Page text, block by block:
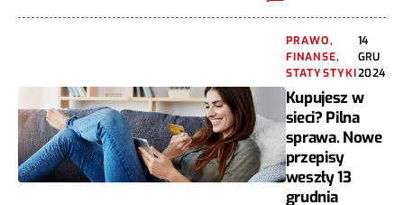
PRAWO,
FINANSE,
STATYSTYKI
14
GRU
2024
Kupujesz w
sieci? Pilna
sprawa. Nowe
przepisy
weszły 13
grudnia